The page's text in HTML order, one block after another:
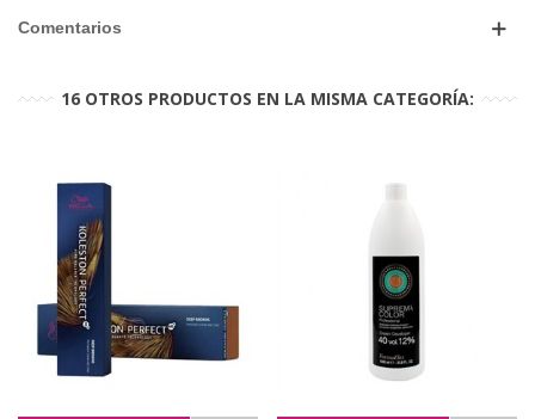
Comentarios
16 OTROS PRODUCTOS EN LA MISMA CATEGORÍA: